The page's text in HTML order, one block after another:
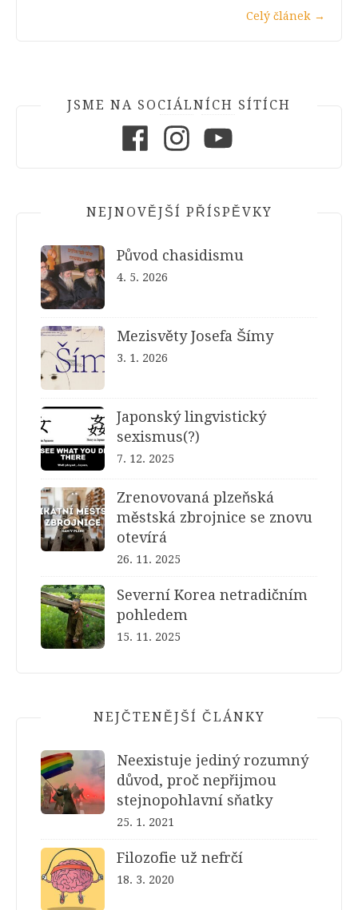
Celý článek →
JSME NA SOCIÁLNÍCH SÍTÍCH
NEJNOVĚJŠÍ PŘÍSPĚVKY
Původ chasidismu
4. 5. 2026
Mezisvěty Josefa Šímy
3. 1. 2026
Japonský lingvistický
sexismus(?)
7. 12. 2025
Zrenovovaná plzeňská
městská zbrojnice se znovu
otevírá
26. 11. 2025
Severní Korea netradičním
pohledem
15. 11. 2025
NEJČTENĚJŠÍ ČLÁNKY
Neexistuje jediný rozumný
důvod, proč nepřijmou
stejnopohlavní sňatky
25. 1. 2021
Filozofie už nefrčí
18. 3. 2020